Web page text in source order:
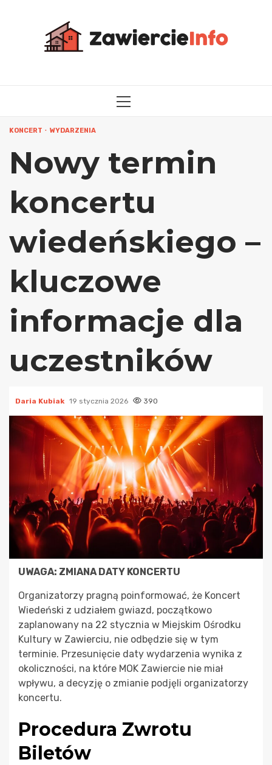
MENU
KONCERT WYDARZENIA
Nowy termin
koncertu
wiedeńskiego –
kluczowe
informacje dla
uczestników
Daria Kubiak 19 stycznia 2026 390
UWAGA: ZMIANA DATY KONCERTU
Organizatorzy pragną poinformować, że Koncert
Wiedeński z udziałem gwiazd, początkowo
zaplanowany na 22 stycznia w Miejskim Ośrodku
Kultury w Zawierciu, nie odbędzie się w tym
terminie. Przesunięcie daty wydarzenia wynika z
okoliczności, na które MOK Zawiercie nie miał
wpływu, a decyzję o zmianie podjęli organizatorzy
koncertu.
Procedura Zwrotu
Biletów